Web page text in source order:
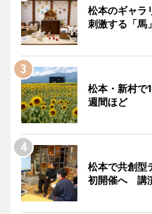
松本のギャ
刺激する「馬
松本・新村
週間ほど
松本で共創型
初開催へ 講